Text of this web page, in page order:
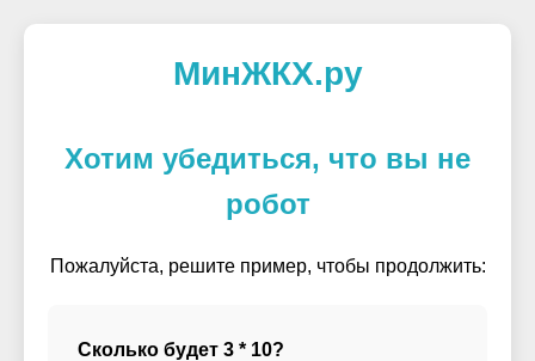
МинЖКХ.ру
Хотим убедиться, что вы не
робот
Пожалуйста, решите пример, чтобы продолжить:
Сколько будет 3 * 10?